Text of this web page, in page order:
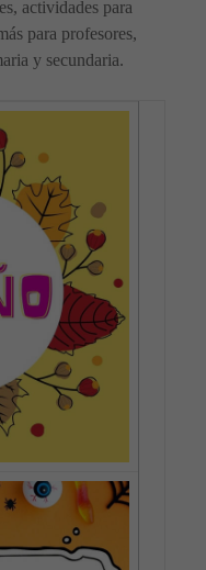
actividades para
para profesores,
y secundaria.